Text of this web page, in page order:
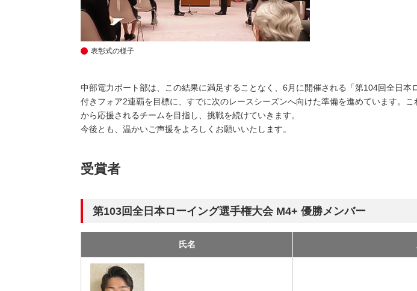
表彰式の様子
中部電力ボート部は、この結果に満足することなく、6月に開催される「第104回全日本
付きフォア2連覇を目標に、すでに次のレースシーズンへ向けた準備を進めています。
から応援されるチームを目指し、挑戦を続けていきます。
今後とも、温かいご声援をよろしくお願いいたします。
受賞者
第103回全日本ローイング選手権大会 M4+ 優勝メンバー
氏名